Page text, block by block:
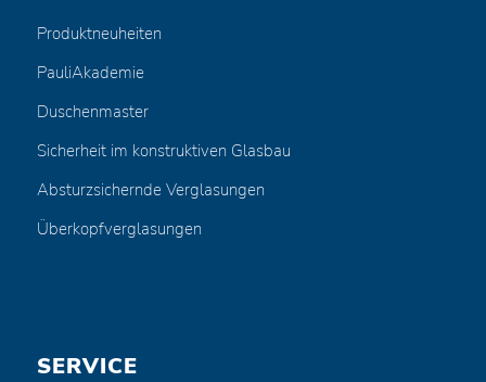
Produktneuheiten
PauliAkademie
Duschenmaster
Sicherheit im konstruktiven Glasbau
Absturzsichernde Verglasungen
Überkopfverglasungen
SERVICE